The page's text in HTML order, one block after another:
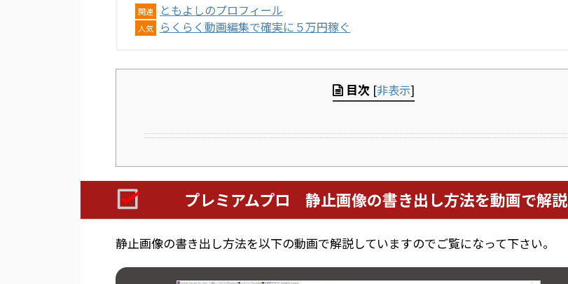
関連 ともよしのプロフィール
人気 らくらく動画編集で確実に５万円稼ぐ
目次 [非表示]
プレミアムプロ 静止画像の書き出し方法を動画で解説
静止画像の書き出し方法を以下の動画で解説していますのでご覧になって下さい。